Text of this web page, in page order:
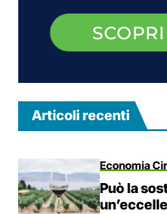
Articoli recenti
Economia
Può la